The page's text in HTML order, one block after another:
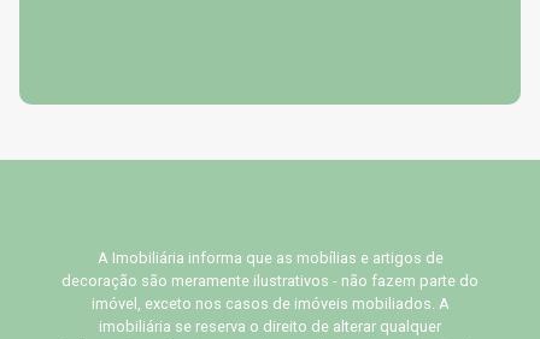
A Imobiliária informa que as mobílias e artigos de
decoração são meramente ilustrativos - não fazem parte do
imóvel, exceto nos casos de imóveis mobiliados. A
imobiliária se reserva o direito de alterar qualquer